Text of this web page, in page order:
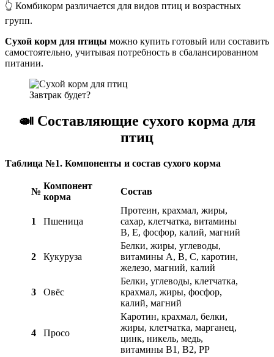
👆 Комбикорм различается для видов птиц и возрастных
групп.
Сухой корм для птицы можно купить готовый или составить
самостоятельно, учитывая потребность в сбалансированном
питании.
Завтрак будет?
🍛 Составляющие сухого корма для
птиц
Таблица №1. Компоненты и состав сухого корма
№
Компонент
корма
Состав
1 Пшеница
Протеин, крахмал, жиры,
сахар, клетчатка, витамины
В, Е, фосфор, калий, магний
2 Кукуруза
Белки, жиры, углеводы,
витамины А, В, С, каротин,
железо, магний, калий
3 Овёс
Белки, углеводы, клетчатка,
крахмал, жиры, фосфор,
калий, магний
4 Просо
Каротин, крахмал, белки,
жиры, клетчатка, марганец,
цинк, никель, медь,
витамины В1, В2, PP